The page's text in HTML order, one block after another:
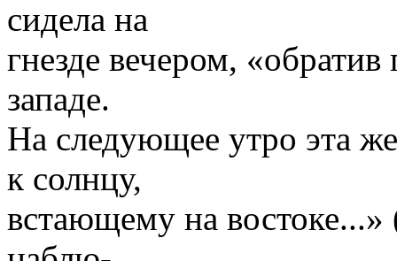
сидела на
гнезде вечером,
западе.
На следующее утро эта
к солнцу,
встающему на